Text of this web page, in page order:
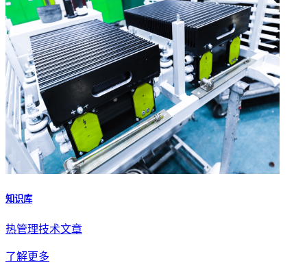
知识库
热管理技术文章
了解更多